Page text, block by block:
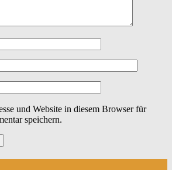
und Website in diesem Browser für
speichern.